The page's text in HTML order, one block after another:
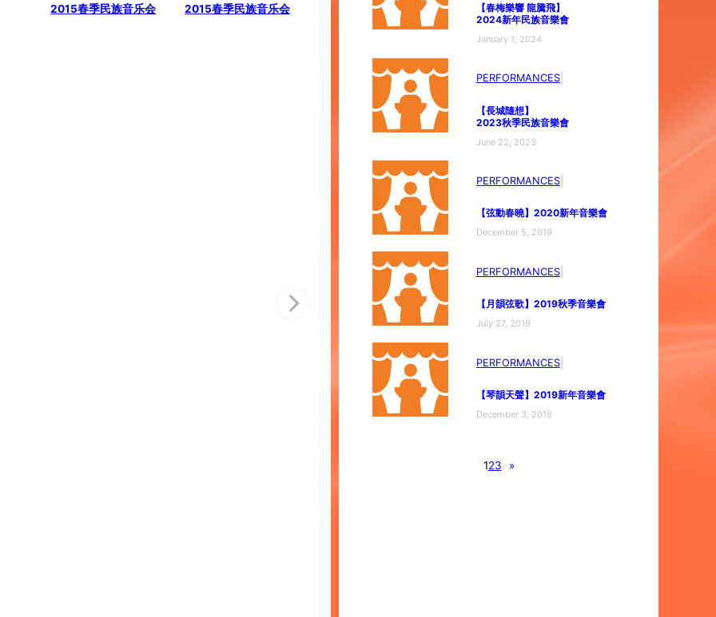
2015春季民族音乐会 2015春季民族音乐会
【春梅樂響 龍騰飛】
2024新年民族音樂會
January 1, 2024
PERFORMANCES|
【長城隨想】
2023秋季民族音樂會
June 22, 2023
PERFORMANCES|
【弦動春曉】 2020新年音樂會
December 5, 2019
PERFORMANCES|
【月韻弦歌】 2019秋季音樂會
July 27, 2019
PERFORMANCES|
【琴韻天聲】 2019新年音樂會
December 3, 2018
123 »